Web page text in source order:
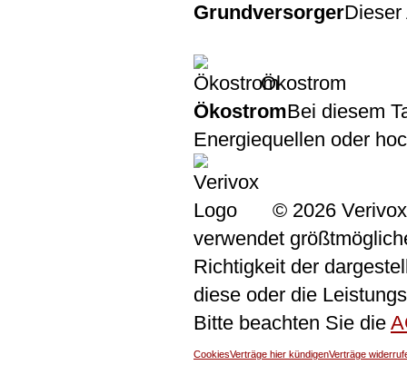
GrundversorgerDieser
Ökostrom
ÖkostromBei diesem
Energiequellen oder
© 2026
verwendet
Richtigkeit der
diese oder die
Bitte beachten Sie die
CookiesVerträge hier kündigenVerträge